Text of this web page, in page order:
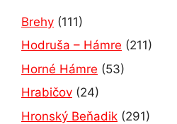
Brehy (111)
Hodruša – Hámre (211)
Horné Hámre (53)
Hrabičov (24)
Hronský Beňadik (291)